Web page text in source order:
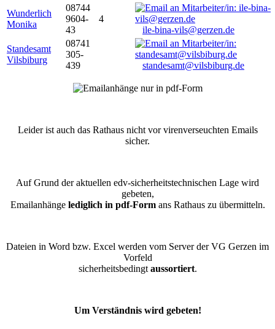
Wunderlich
Monika
08744
9604-
43
4
ile-bina-vils@gerzen.de
Standesamt
Vilsbiburg
08741
305-
439
standesamt@vilsbiburg.de
Leider ist auch das Rathaus nicht vor virenverseuchten Emails
sicher.
Auf Grund der aktuellen edv-sicherheitstechnischen Lage wird
gebeten,
Emailanhänge lediglich in pdf-Formans Rathaus zu übermitteln.
Dateien in Word bzw. Excel werden vom Server der VG Gerzen im
Vorfeld
sicherheitsbedingt aussortiert.
Um Verständnis wird gebeten!